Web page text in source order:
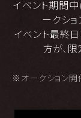
イベント期間
ークシ
イベント最終
方が、
※オークション開